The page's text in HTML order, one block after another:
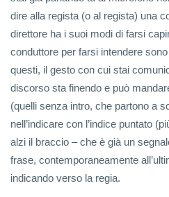
dire alla regista (o al regista) una
direttore ha i suoi modi di farsi
conduttore per farsi intendere
questi, il gesto con cui stai
discorso sta finendo e può
(quelli senza intro, che partono a
nell’indicare con l’indice puntato
alzi il braccio – che è già un
frase, contemporaneamente
indicando verso la regia.